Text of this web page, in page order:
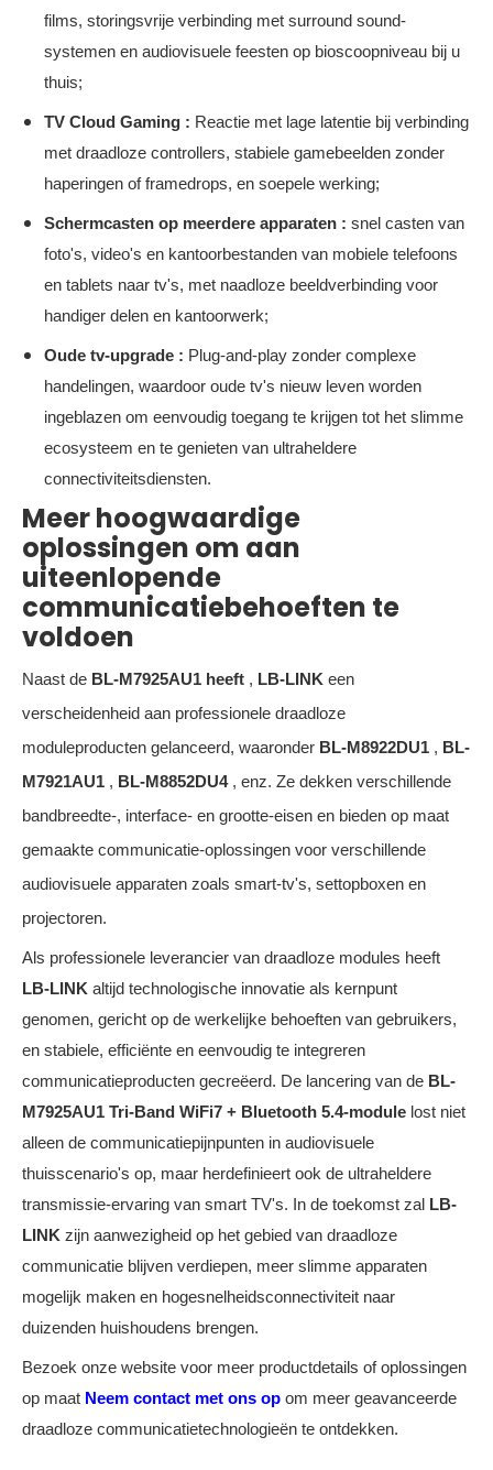
films, storingsvrije verbinding met surround sound-
systemen en audiovisuele feesten op bioscoopniveau bij u
thuis;
TV Cloud Gaming : Reactie met lage latentie bij verbinding
met draadloze controllers, stabiele gamebeelden zonder
haperingen of framedrops, en soepele werking;
Schermcasten op meerdere apparaten : snel casten van
foto's, video's en kantoorbestanden van mobiele telefoons
en tablets naar tv's, met naadloze beeldverbinding voor
handiger delen en kantoorwerk;
Oude tv-upgrade : Plug-and-play zonder complexe
handelingen, waardoor oude tv's nieuw leven worden
ingeblazen om eenvoudig toegang te krijgen tot het slimme
ecosysteem en te genieten van ultraheldere
connectiviteitsdiensten.
Meer hoogwaardige
oplossingen om aan
uiteenlopende
communicatiebehoeften te
voldoen
Naast de BL-M7925AU1 heeft , LB-LINK een
verscheidenheid aan professionele draadloze
moduleproducten gelanceerd, waaronder BL-M8922DU1 , BL-
M7921AU1 , BL-M8852DU4 , enz. Ze dekken verschillende
bandbreedte-, interface- en grootte-eisen en bieden op maat
gemaakte communicatie-oplossingen voor verschillende
audiovisuele apparaten zoals smart-tv's, settopboxen en
projectoren.
Als professionele leverancier van draadloze modules heeft
LB-LINK altijd technologische innovatie als kernpunt
genomen, gericht op de werkelijke behoeften van gebruikers,
en stabiele, efficiënte en eenvoudig te integreren
communicatieproducten gecreëerd. De lancering van de BL-
M7925AU1 Tri-Band WiFi7 + Bluetooth 5.4-module lost niet
alleen de communicatiepijnpunten in audiovisuele
thuisscenario's op, maar herdefinieert ook de ultraheldere
transmissie-ervaring van smart TV's. In de toekomst zal
LB-
LINK zijn aanwezigheid op het gebied van draadloze
communicatie blijven verdiepen, meer slimme apparaten
mogelijk maken en hogesnelheidsconnectiviteit naar
duizenden huishoudens brengen.
Bezoek onze website voor meer productdetails of oplossingen
op maat Neem contact met ons op om meer geavanceerde
draadloze communicatietechnologieën te ontdekken.